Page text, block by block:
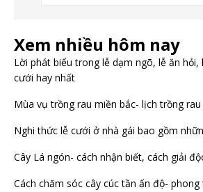
Xem nhiều hôm nay
Lời phát biểu trong lễ dạm ngõ, lễ ăn
cưới hay nhất
Mùa vụ trồng rau miền bắc- lịch trồng
Nghi thức lễ cưới ở nhà gái bao gồm
Cây Lá ngón- cách nhận biết, cách giải
Cách chăm sóc cây cúc tần ấn độ-